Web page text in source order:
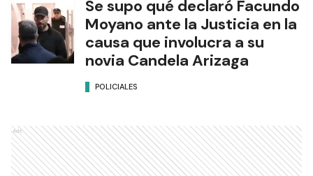
Se supo qué declaró Facundo
Moyano ante la Justicia en la
causa que involucra a su
novia Candela Arizaga
POLICIALES
Ads